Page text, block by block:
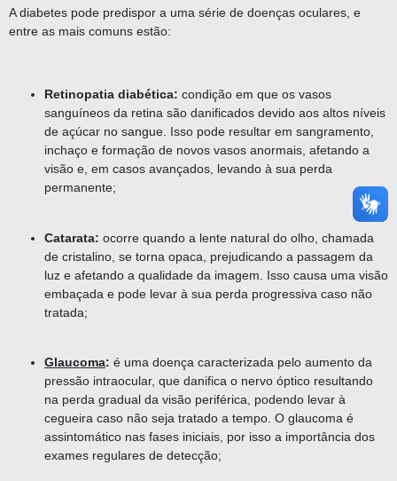
A diabetes pode predispor a uma série de doenças oculares, e
entre as mais comuns estão:
Retinopatia diabética: condição em que os vasos
sanguíneos da retina são danificados devido aos altos níveis
de açúcar no sangue. Isso pode resultar em sangramento,
inchaço e formação de novos vasos anormais, afetando a
visão e, em casos avançados, levando à sua perda
permanente;
Catarata: ocorre quando a lente natural do olho, chamada
de cristalino, se torna opaca, prejudicando a passagem da
luz e afetando a qualidade da imagem. Isso causa uma visão
embaçada e pode levar à sua perda progressiva caso não
tratada;
Glaucoma: é uma doença caracterizada pelo aumento da
pressão intraocular, que danifica o nervo óptico resultando
na perda gradual da visão periférica, podendo levar à
cegueira caso não seja tratado a tempo. O glaucoma é
assintomático nas fases iniciais, por isso a importância dos
exames regulares de detecção;